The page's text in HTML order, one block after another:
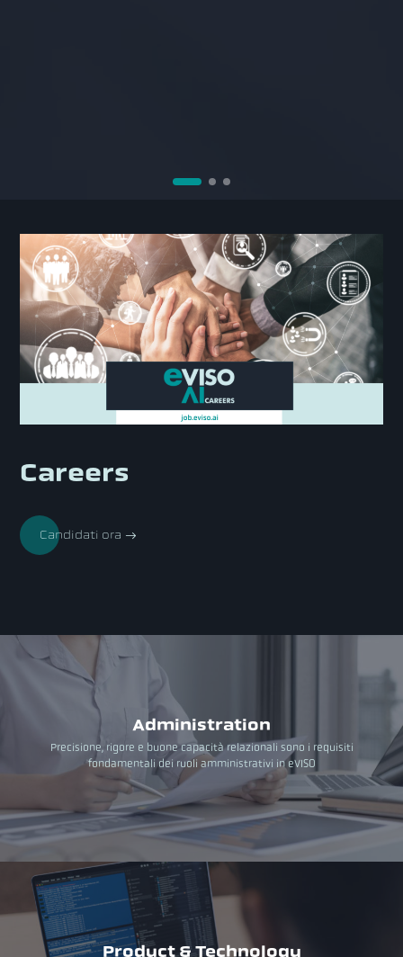
Careers
Candidati ora
Administration
Precisione, rigore e buone capacità relazionali sono i requisiti
fondamentali dei ruoli amministrativi in eVISO
Product & Technology